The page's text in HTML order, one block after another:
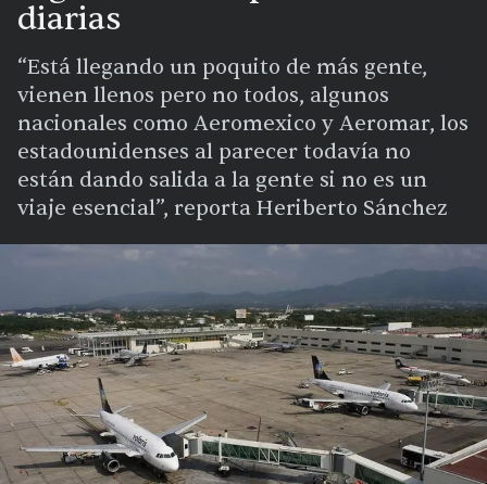
diarias
“Está llegando un poquito de más gente,
vienen llenos pero no todos, algunos
nacionales como Aeromexico y Aeromar, los
estadounidenses al parecer todavía no
están dando salida a la gente si no es un
viaje esencial”, reporta Heriberto Sánchez